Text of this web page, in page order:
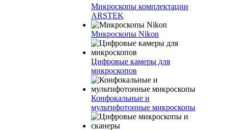
Микроскопы комплектации
ARSTEK
Микроскопы Nikon
Цифровые камеры для
микроскопов
Конфокальные и
мультифотонные микроскопы